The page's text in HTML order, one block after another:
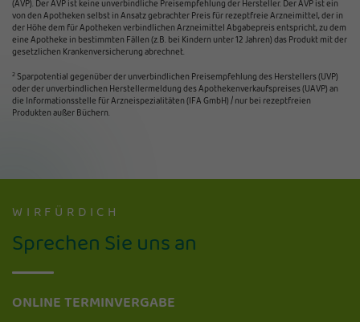
(AVP). Der AVP ist keine unverbindliche Preisempfehlung der Hersteller. Der AVP ist ein
von den Apotheken selbst in Ansatz gebrachter Preis für rezeptfreie Arzneimittel, der in
der Höhe dem für Apotheken verbindlichen Arzneimittel Abgabepreis entspricht, zu dem
eine Apotheke in bestimmten Fällen (z.B. bei Kindern unter 12 Jahren) das Produkt mit der
gesetzlichen Krankenversicherung abrechnet.
2Sparpotential gegenüber der unverbindlichen Preisempfehlung des Herstellers (UVP)
oder der unverbindlichen Herstellermeldung des Apothekenverkaufspreises (UAVP) an
die Informationsstelle für Arzneispezialitäten (IFA GmbH) / nur bei rezeptfreien
Produkten außer Büchern.
WIRFÜRDICH
Sprechen Sie uns an
ONLINE TERMINVERGABE